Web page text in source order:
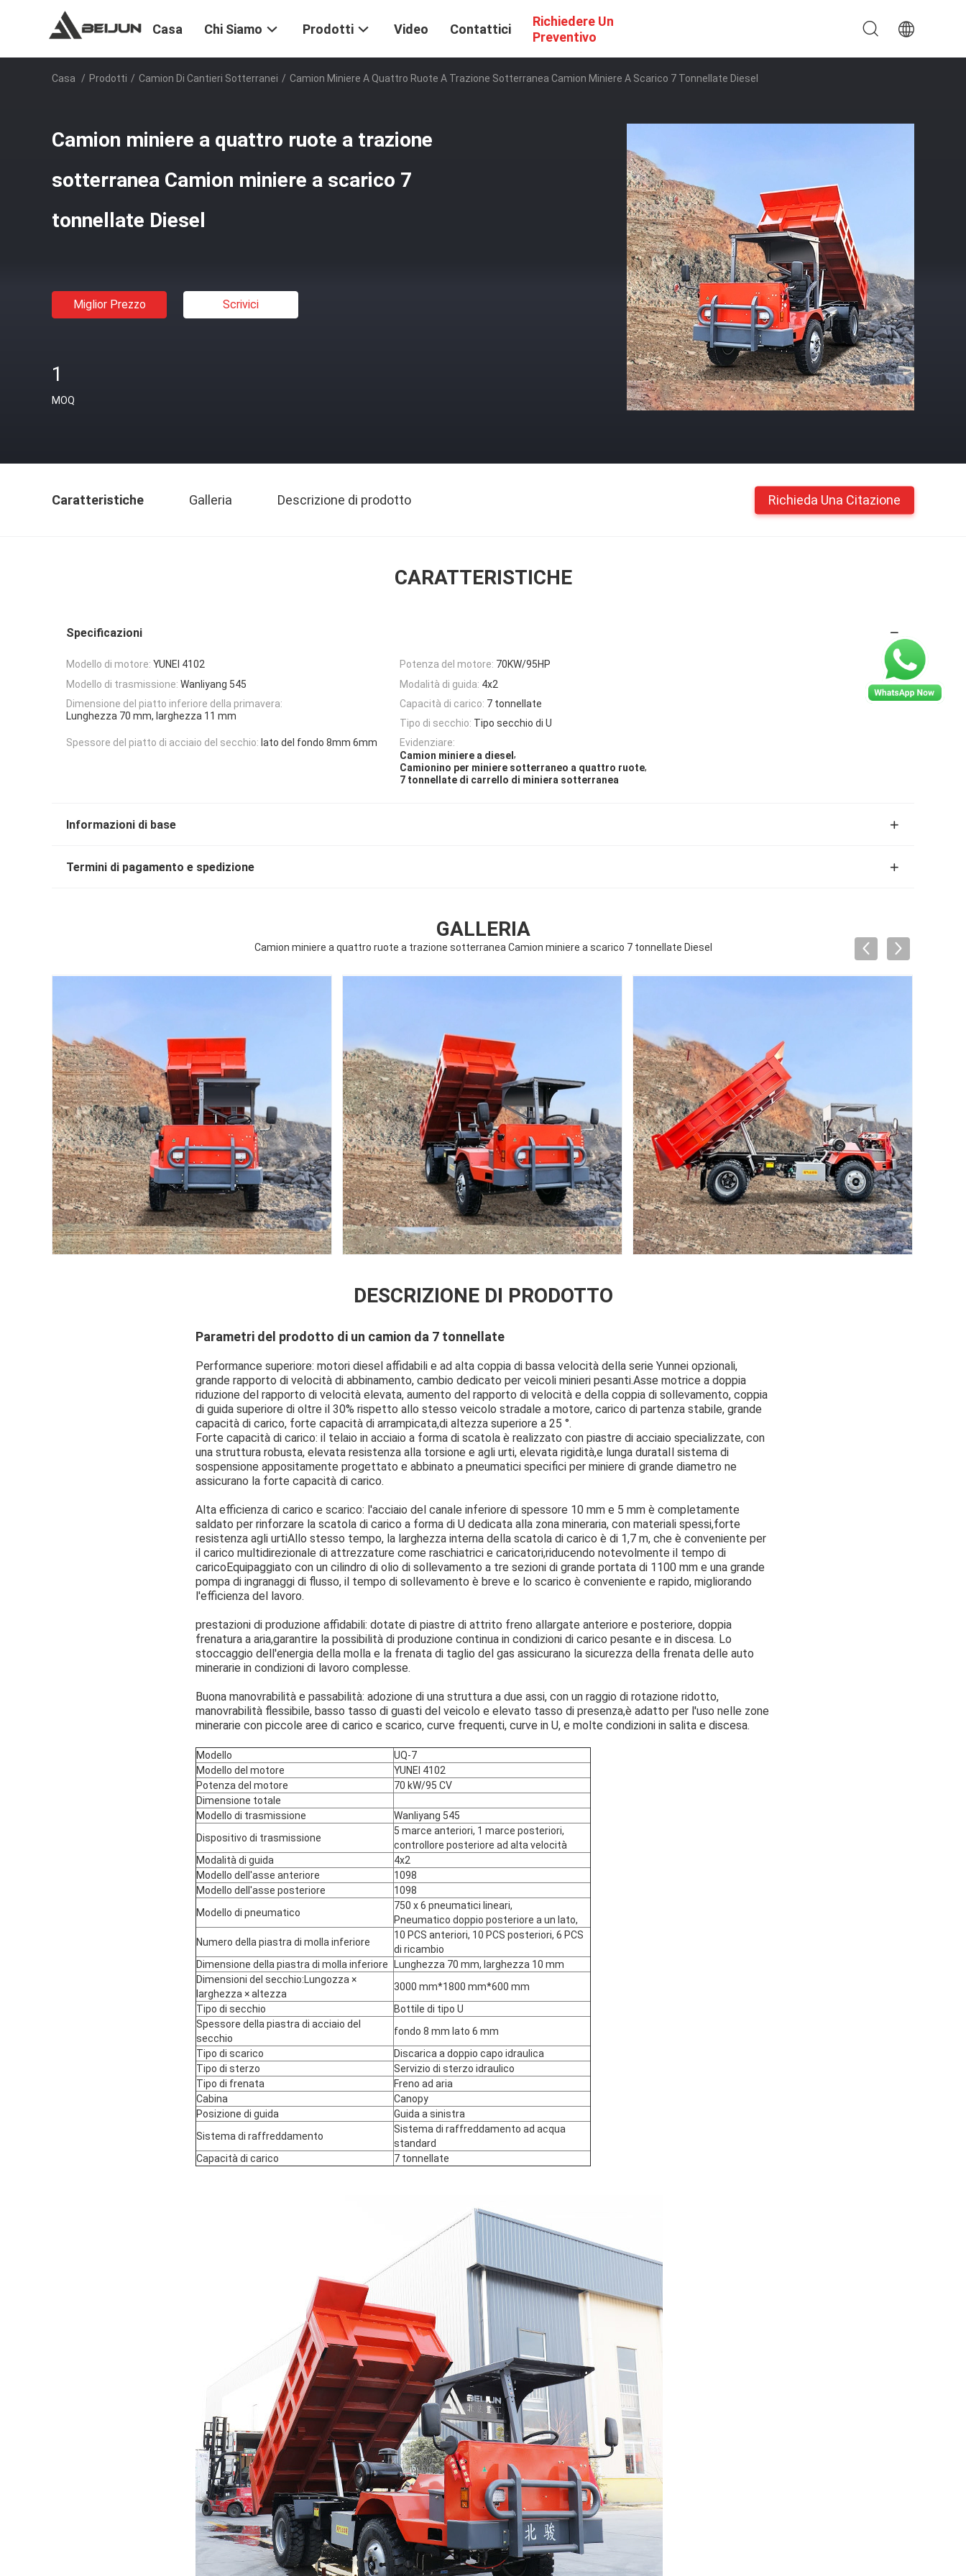
Casa Chi Siamo Prodotti Video Contattici
Richiedere Un
Preventivo
Casa / Prodotti / Camion Di Cantieri Sotterranei / Camion Miniere A Quattro Ruote A Trazione Sotterranea Camion Miniere A Scarico 7 Tonnellate Diesel
Camion miniere a quattro ruote a trazione
sotterranea Camion miniere a scarico 7
tonnellate Diesel
Miglior Prezzo Scrivici
1
MOQ
Caratteristiche Galleria Descrizione di prodotto Richieda Una Citazione
CARATTERISTICHE
Specificazioni
Modello di motore: YUNEI 4102 Potenza del motore: 70KW/95HP
Modello di trasmissione: Wanliyang 545 Modalità di guida: 4x2
Dimensione del piatto inferiore della primavera:
Lunghezza 70 mm, larghezza 11 mm
Capacità di carico: 7 tonnellate
Tipo di secchio: Tipo secchio di U
Spessore del piatto di acciaio del secchio: lato del fondo 8mm 6mm
Evidenziare:
Camion miniere a diesel ,
Camionino per miniere sotterraneo a quattro ruote,
7 tonnellate di carrello di miniera sotterranea
Informazioni di base
Termini di pagamento e spedizione
GALLERIA
Camion miniere a quattro ruote a trazione sotterranea Camion miniere a scarico 7 tonnellate Diesel
DESCRIZIONE DI PRODOTTO
Parametri del prodotto di un camion da 7 tonnellate
Performance superiore: motori diesel affidabili e ad alta coppia di bassa velocità della serie Yunnei opzionali,
grande rapporto di velocità di abbinamento, cambio dedicato per veicoli minieri pesanti.Asse motrice a doppia
riduzione del rapporto di velocità elevata, aumento del rapporto di velocità e della coppia di sollevamento, coppia
di guida superiore di oltre il 30% rispetto allo stesso veicolo stradale a motore, carico di partenza stabile, grande
capacità di carico, forte capacità di arrampicata,di altezza superiore a 25 °.
Forte capacità di carico: il telaio in acciaio a forma di scatola è realizzato con piastre di acciaio specializzate, con
una struttura robusta, elevata resistenza alla torsione e agli urti, elevata rigidità,e lunga durataIl sistema di
sospensione appositamente progettato e abbinato a pneumatici specifici per miniere di grande diametro ne
assicurano la forte capacità di carico.
Alta efficienza di carico e scarico: l'acciaio del canale inferiore di spessore 10 mm e 5 mm è completamente
saldato per rinforzare la scatola di carico a forma di U dedicata alla zona mineraria, con materiali spessi,forte
resistenza agli urtiAllo stesso tempo, la larghezza interna della scatola di carico è di 1,7 m, che è conveniente per
il carico multidirezionale di attrezzature come raschiatrici e caricatori,riducendo notevolmente il tempo di
caricoEquipaggiato con un cilindro di olio di sollevamento a tre sezioni di grande portata di 1100 mm e una grande
pompa di ingranaggi di flusso, il tempo di sollevamento è breve e lo scarico è conveniente e rapido, migliorando
l'efficienza del lavoro.
prestazioni di produzione affidabili: dotate di piastre di attrito freno allargate anteriore e posteriore, doppia
frenatura a aria,garantire la possibilità di produzione continua in condizioni di carico pesante e in discesa. Lo
stoccaggio dell'energia della molla e la frenata di taglio del gas assicurano la sicurezza della frenata delle auto
minerarie in condizioni di lavoro complesse.
Buona manovrabilità e passabilità: adozione di una struttura a due assi, con un raggio di rotazione ridotto,
manovrabilità flessibile, basso tasso di guasti del veicolo e elevato tasso di presenza,è adatto per l'uso nelle zone
minerarie con piccole aree di carico e scarico, curve frequenti, curve in U, e molte condizioni in salita e discesa.
Modello
UQ-7
Modello del motore
YUNEI 4102
Potenza del motore
70 kW/95 CV
Dimensione totale
Modello di trasmissione
Wanliyang 545
Dispositivo di trasmissione
5 marce anteriori, 1 marce posteriori,
controllore posteriore ad alta velocità
Modalità di guida
4x2
Modello dell'asse anteriore
1098
Modello dell'asse posteriore
1098
Modello di pneumatico
750 x 6 pneumatici lineari,
Pneumatico doppio posteriore a un lato,
Numero della piastra di molla inferiore
10 PCS anteriori, 10 PCS posteriori, 6 PCS
di ricambio
Dimensione della piastra di molla inferiore
Lunghezza 70 mm, larghezza 10 mm
Dimensioni del secchio:Lungozza ×
larghezza × altezza
3000 mm*1800 mm*600 mm
Tipo di secchio
Bottile di tipo U
Spessore della piastra di acciaio del
secchio
fondo 8 mm lato 6 mm
Tipo di scarico
Discarica a doppio capo idraulica
Tipo di sterzo
Servizio di sterzo idraulico
Tipo di frenata
Freno ad aria
Cabina
Canopy
Posizione di guida
Guida a sinistra
Sistema di raffreddamento
Sistema di raffreddamento ad acqua
standard
Capacità di carico
7 tonnellate